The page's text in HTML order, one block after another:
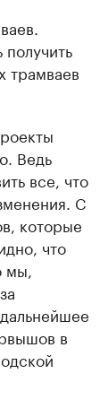
трамваев
Ведь
все, что
С
которые
что
мы,
в